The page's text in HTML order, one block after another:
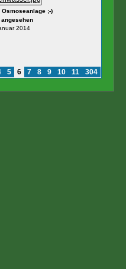
;-)
2014
5 6 7 8 9 10 11 304